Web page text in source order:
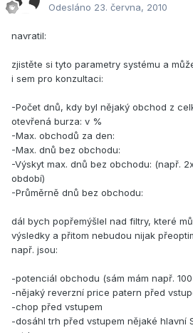
Odesláno 23. června, 2010
navratil:
zjistěte si tyto parametry systému a
i sem pro konzultaci:
-Počet dnů, kdy byl nějaký obchod z
otevřená burza: v %
-Max. obchodů za den:
-Max. dnů bez obchodu:
-Výskyt max. dnů bez obchodu: (např.
období)
-Průměrně dnů bez obchodu:
dál bych popřemýšlel nad filtry, které
výsledky a přitom nebudou nijak
např. jsou:
-potenciál obchodu (sám mám např. 100
-nějaký reverzní price patern před
-chop před vstupem
-dosáhl trh před vstupem nějaké hlavní